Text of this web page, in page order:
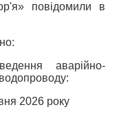
повідомили в
аварійно-
2026 року